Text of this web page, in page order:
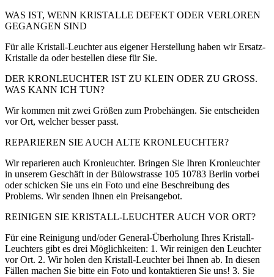
WAS IST, WENN KRISTALLE DEFEKT ODER VERLOREN
GEGANGEN SIND
Für alle Kristall-Leuchter aus eigener Herstellung haben wir Ersatz-
Kristalle da oder bestellen diese für Sie.
DER KRONLEUCHTER IST ZU KLEIN ODER ZU GROSS.
WAS KANN ICH TUN?
Wir kommen mit zwei Größen zum Probehängen. Sie entscheiden
vor Ort, welcher besser passt.
REPARIEREN SIE AUCH ALTE KRONLEUCHTER?
Wir reparieren auch Kronleuchter. Bringen Sie Ihren Kronleuchter
in unserem Geschäft in der Bülowstrasse 105 10783 Berlin vorbei
oder schicken Sie uns ein Foto und eine Beschreibung des
Problems. Wir senden Ihnen ein Preisangebot.
REINIGEN SIE KRISTALL-LEUCHTER AUCH VOR ORT?
Für eine Reinigung und/oder General-Überholung Ihres Kristall-
Leuchters gibt es drei Möglichkeiten: 1. Wir reinigen den Leuchter
vor Ort. 2. Wir holen den Kristall-Leuchter bei Ihnen ab. In diesen
Fällen machen Sie bitte ein Foto und kontaktieren Sie uns! 3. Sie